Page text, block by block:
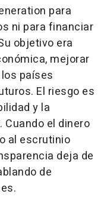
para
ni para financiar
objetivo era
mejorar
países
El riesgo es
y la
el dinero
al escrutinio
deja de
de